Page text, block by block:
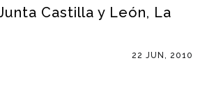
Castilla y León, La
22 JUN, 2010